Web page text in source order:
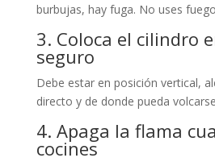
burbujas, hay fuga. No uses
3. Coloca el cilindro
seguro
Debe estar en posición vertical,
directo y de donde pueda
4. Apaga la flama
cocines